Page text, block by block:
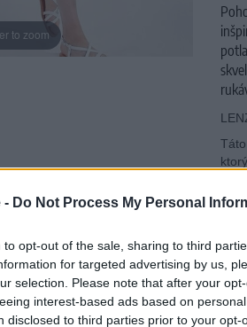
- Do Not Process My Personal
to opt-out of the sale, sharing to third
for targeted advertising by us,
selection. Please note that after your
interest-based ads based on
disclosed to third parties prior to your
sa
–
to zoom